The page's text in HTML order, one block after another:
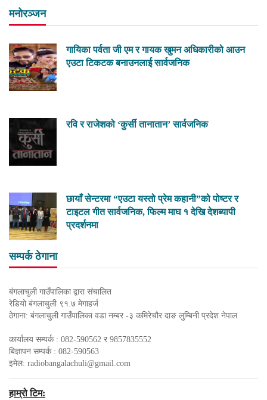
मनोरञ्जन
गायिका पर्वता जी एम र गायक खुमन अधिकारीको आउन
एउटा टिकटक बनाउनलाई सार्वजनिक
रवि र राजेशको ‘कुर्सी तानातान’ सार्वजनिक
छायाँ सेन्टरमा “एउटा यस्तो प्रेम कहानी”को पोष्टर र
टाइटल गीत सार्वजनिक, फिल्म माघ १ देखि देशब्यापी
प्रदर्शनमा
सम्पर्क ठेगाना
बंगलाचुली गाउँपालिका द्वारा संचालित
रेडियो बंगलाचुली ९१.७ मेगाहर्ज
ठेगाना: बंगलाचुली गाउँपालिका वडा नम्बर -३ कमिरेचौर दाङ लुम्बिनी प्रदेश नेपाल
कार्यालय सम्पर्क : 082-590562 र 9857835552
बिज्ञापन सम्पर्क : 082-590563
इमेल: radiobangalachuli@gmail.com
हाम्रो टिम: